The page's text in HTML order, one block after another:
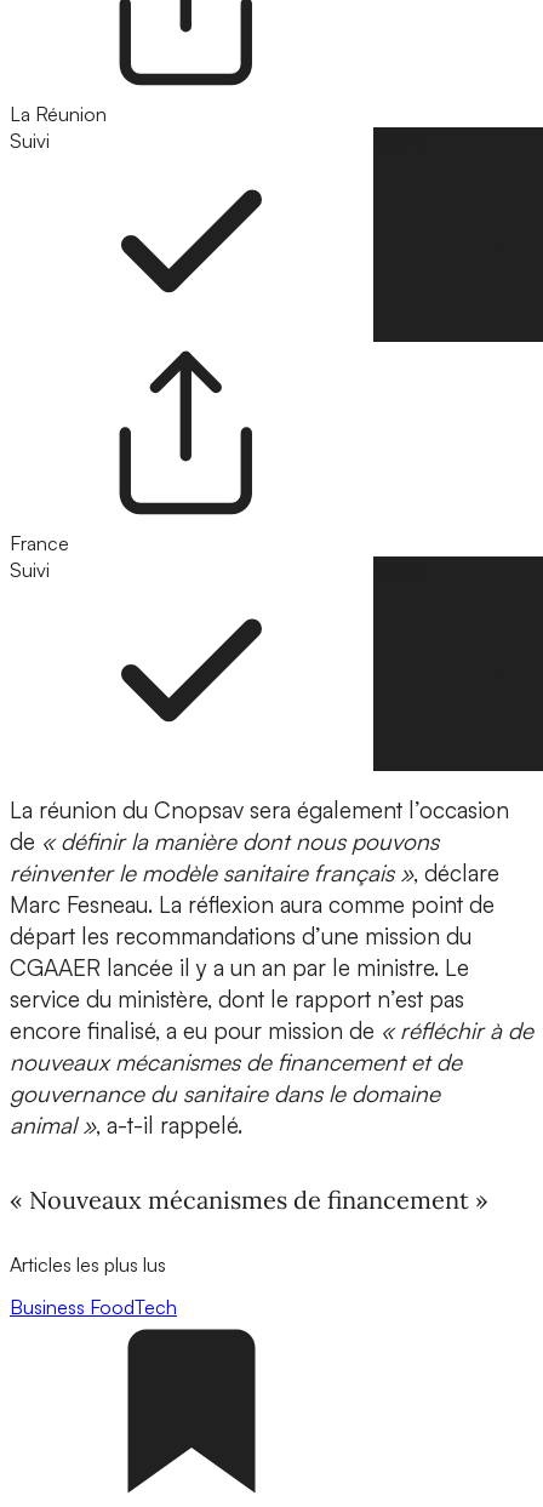
La Réunion
Suivi
France
Suivi
La réunion du Cnopsav sera également l’occasion
de « définir la manière dont nous pouvons
réinventer le modèle sanitaire français », déclare
Marc Fesneau. La réflexion aura comme point de
départ les recommandations d’une mission du
CGAAER lancée il y a un an par le ministre. Le
service du ministère, dont le rapport n’est pas
encore finalisé, a eu pour mission de « réfléchir à de
nouveaux mécanismes de financement et de
gouvernance du sanitaire dans le domaine
animal », a-t-il rappelé.
« Nouveaux mécanismes de financement »
Articles les plus lus
Business FoodTech